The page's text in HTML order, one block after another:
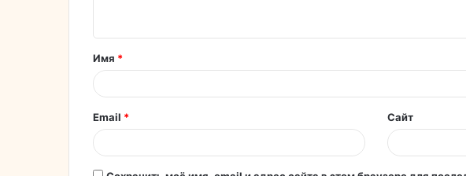
т
а
й
*
Имя *
Email * Сайт